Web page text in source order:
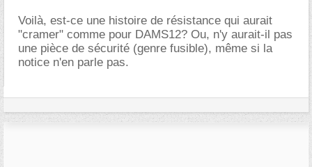
Voilà, est-ce une histoire de résistance qui aurait
"cramer" comme pour DAMS12? Ou, n'y aurait-il pas
une pièce de sécurité (genre fusible), même si la
notice n'en parle pas.